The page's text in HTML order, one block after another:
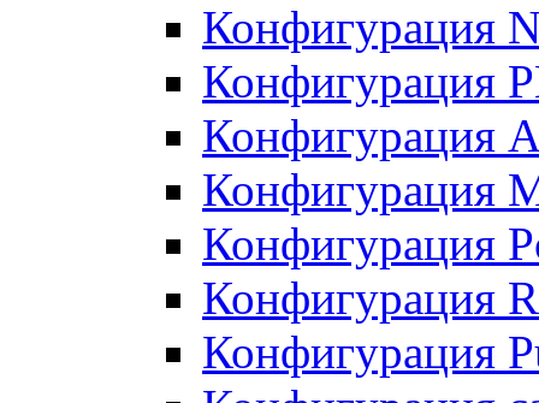
Конфигурация
Конфигурация
Конфигурация
Конфигурация
Конфигурация
Конфигурация
Конфигурация